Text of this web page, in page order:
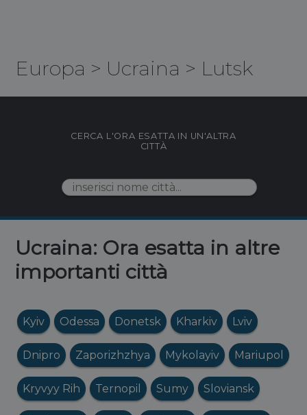
Europa > Ucraina > Lutsk
CERCA L'ORA ESATTA IN UN'ALTRA
CITTÀ
Ucraina: Ora esatta in altre
importanti città
Kyiv Odessa Donetsk Kharkiv Lviv
Dnipro Zaporizhzhya Mykolayiv Mariupol
Kryvyy Rih Ternopil Sumy Sloviansk